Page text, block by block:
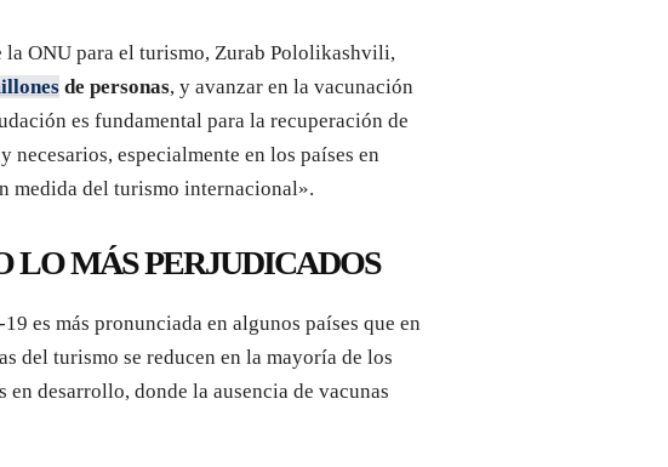
la ONU para el turismo, Zurab Pololikashvili,
de personas, y avanzar en la vacunación
es fundamental para la recuperación de
necesarios, especialmente en los países en
medida del turismo internacional».
LO MÁS PERJUDICADOS
es más pronunciada en algunos países que en
del turismo se reducen en la mayoría de los
en desarrollo, donde la ausencia de vacunas